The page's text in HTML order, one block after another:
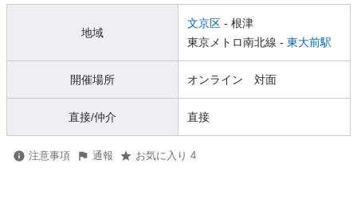
地域
文京区 - 根津
東京メトロ南北線 - 東大前駅
開催場所 オンライン 対面
直接/仲介 直接
注意事項 通報 お気に入り 4